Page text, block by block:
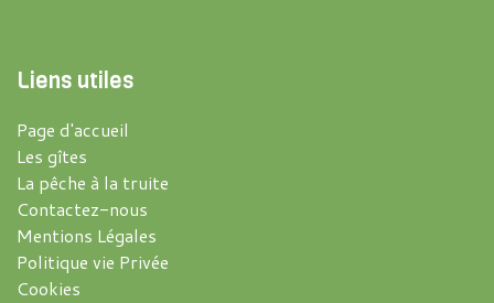
Liens utiles
Page d'accueil
Les gîtes
La pêche à la truite
Contactez-nous
Mentions Légales
Politique vie Privée
Cookies